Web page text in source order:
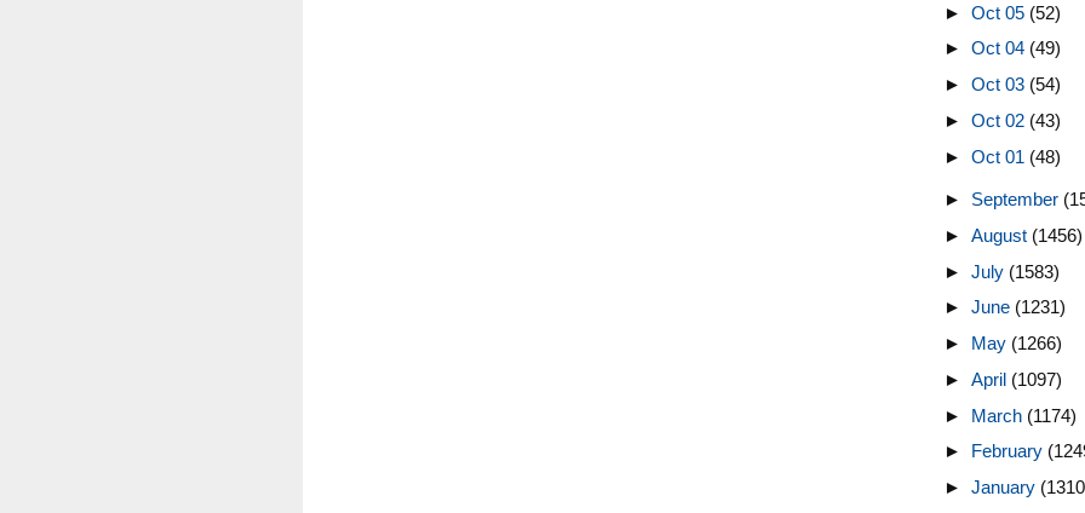
► Oct 05 (52)
► Oct 04 (49)
► Oct 03 (54)
► Oct 02 (43)
► Oct 01 (48)
► September
► August (1456)
► July (1583)
► June (1231)
► May (1266)
► April (1097)
► March (1174)
► February
► January